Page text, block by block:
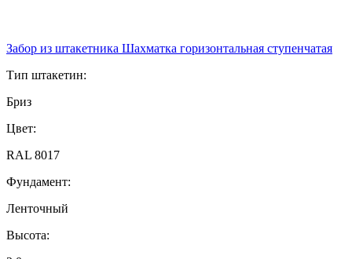
Забор из штакетника Шахматка горизонтальная ступенчатая
Тип штакетин:
Бриз
Цвет:
RAL 8017
Фундамент:
Ленточный
Высота: